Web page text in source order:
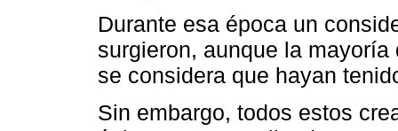
Durante esa época un
surgieron, aunque la
se considera que hayan
Sin embargo, todos estos